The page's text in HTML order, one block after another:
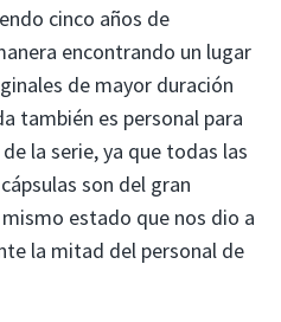
cinco años de
encontrando un lugar
de mayor duración
también es personal para
la serie, ya que todas las
son del gran
estado que nos dio a
la mitad del personal de